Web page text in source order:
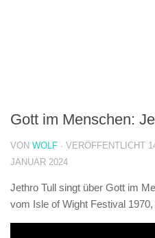
Gott im Menschen:
VON WOLF · VERÖFFENTLICHT
JANUAR 2024
Jethro Tull singt über Gott im
vom Isle of Wight Festival